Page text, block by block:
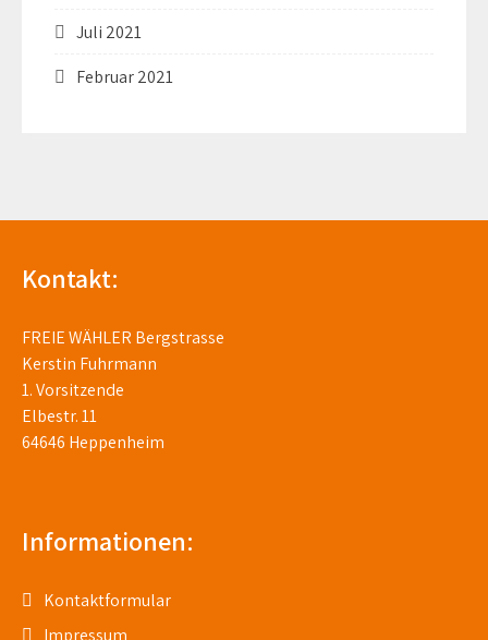
Juli 2021
Februar 2021
Kontakt:
FREIE WÄHLER Bergstrasse
Kerstin Fuhrmann
1. Vorsitzende
Elbestr. 11
64646 Heppenheim
Informationen:
Kontaktformular
Impressum